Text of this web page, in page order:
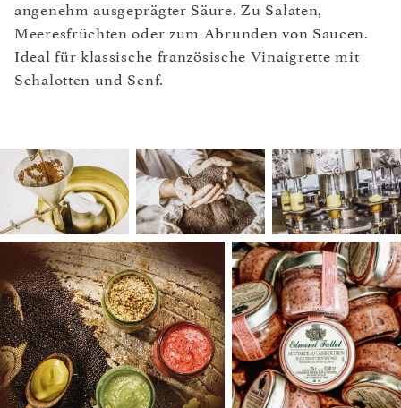
angenehm ausgeprägter Säure. Zu Salaten,
Meeresfrüchten oder zum Abrunden von Saucen.
Ideal für klassische französische Vinaigrette mit
Schalotten und Senf.